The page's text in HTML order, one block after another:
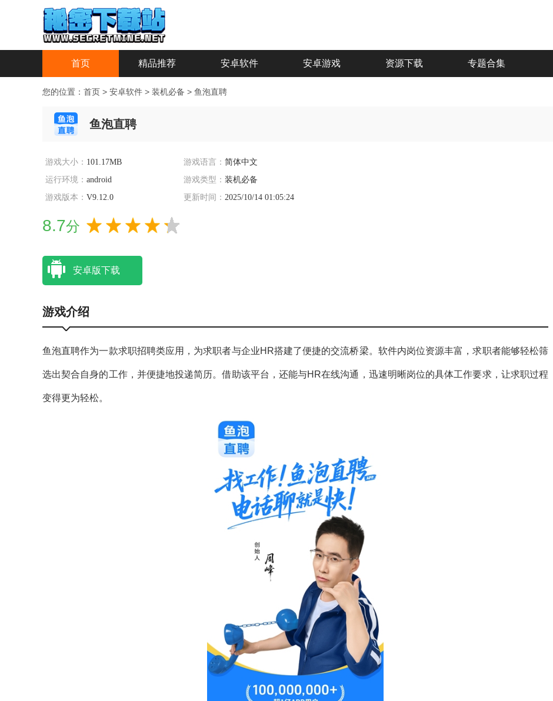
首页 精品推荐 安卓软件 安卓游戏 资源下载 专题合集
您的位置： 首页 > 安卓软件 > 装机必备 > 鱼泡直聘
鱼泡直聘
游戏大小： 101.17MB 游戏语言： 简体中文
运行环境： android 游戏类型： 装机必备
游戏版本： V9.12.0 更新时间： 2025/10/14 01:05:24
8.7分
安卓版下载
游戏介绍
鱼泡直聘作为一款求职招聘类应用，为求职者与企业HR搭建了便捷的交流桥梁。软件内岗位资源丰富，求职者能够轻松筛
选出契合自身的工作，并便捷地投递简历。借助该平台，还能与HR在线沟通，迅速明晰岗位的具体工作要求，让求职过程
变得更为轻松。